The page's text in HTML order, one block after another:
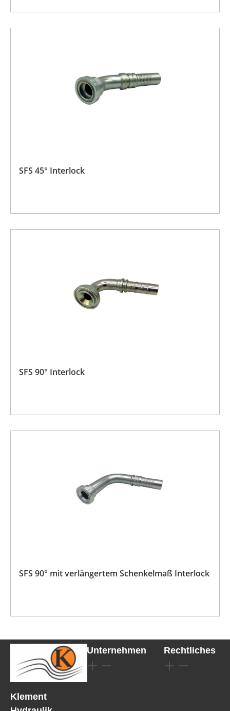
SFS 45° Interlock
SFS 90° Interlock
SFS 90° mit verlängertem Schenkelmaß Interlock
Klement
Unternehmen Rechtliches